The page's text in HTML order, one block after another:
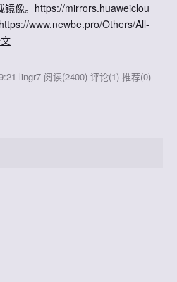
镜像。https://mirrors.huaweiclou
www.newbe.pro/Others/All-
lingr7 阅读(2400) 评论(1) 推荐(0)